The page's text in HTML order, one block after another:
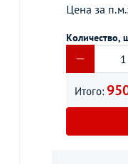
Цена за
Количество,
Итого: